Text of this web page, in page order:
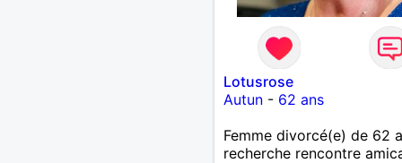
Lotusrose
Autun- 62 ans
Femme divorcé(e) de 62
recherche rencontre